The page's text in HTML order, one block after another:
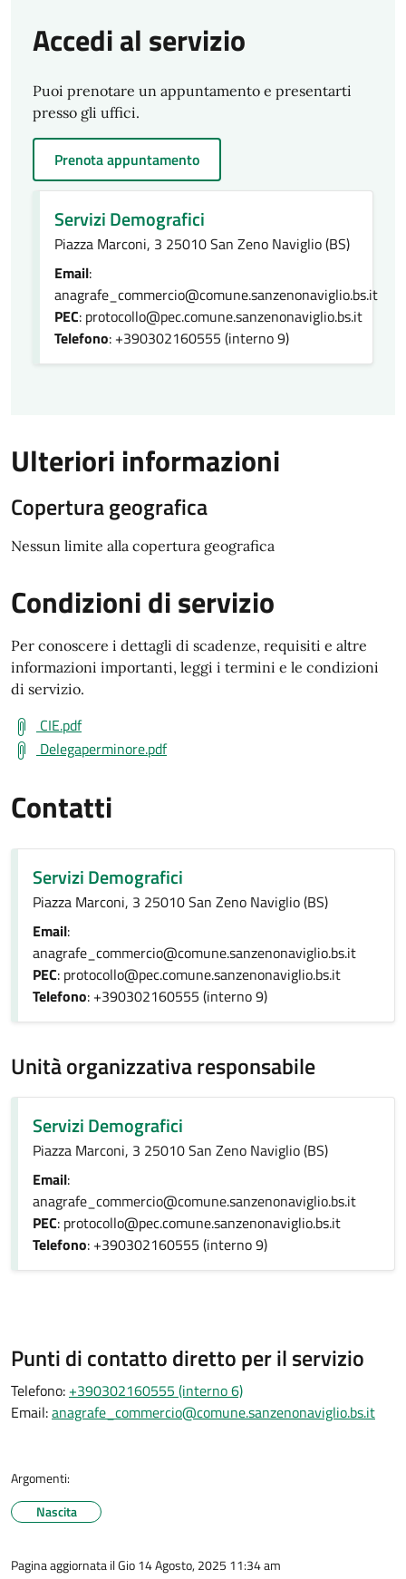
Accedi al servizio
Puoi prenotare un appuntamento e presentarti
presso gli uffici.
Prenota appuntamento
Servizi Demografici
Piazza Marconi, 3 25010 San Zeno Naviglio (BS)
Email:
anagrafe_commercio@comune.sanzenonaviglio.bs.it
PEC: protocollo@pec.comune.sanzenonaviglio.bs.it
Telefono: +390302160555 (interno 9)
Ulteriori informazioni
Copertura geografica
Nessun limite alla copertura geografica
Condizioni di servizio
Per conoscere i dettagli di scadenze, requisiti e altre
informazioni importanti, leggi i termini e le condizioni
di servizio.
CIE.pdf
Delegaperminore.pdf
Contatti
Servizi Demografici
Piazza Marconi, 3 25010 San Zeno Naviglio (BS)
Email:
anagrafe_commercio@comune.sanzenonaviglio.bs.it
PEC: protocollo@pec.comune.sanzenonaviglio.bs.it
Telefono: +390302160555 (interno 9)
Unità organizzativa responsabile
Servizi Demografici
Piazza Marconi, 3 25010 San Zeno Naviglio (BS)
Email:
anagrafe_commercio@comune.sanzenonaviglio.bs.it
PEC: protocollo@pec.comune.sanzenonaviglio.bs.it
Telefono: +390302160555 (interno 9)
Punti di contatto diretto per il servizio
Telefono: +390302160555 (interno 6)
Email:anagrafe_commercio@comune.sanzenonaviglio.bs.it
Argomenti:
Nascita
Pagina aggiornata il Gio 14 Agosto, 2025 11:34 am